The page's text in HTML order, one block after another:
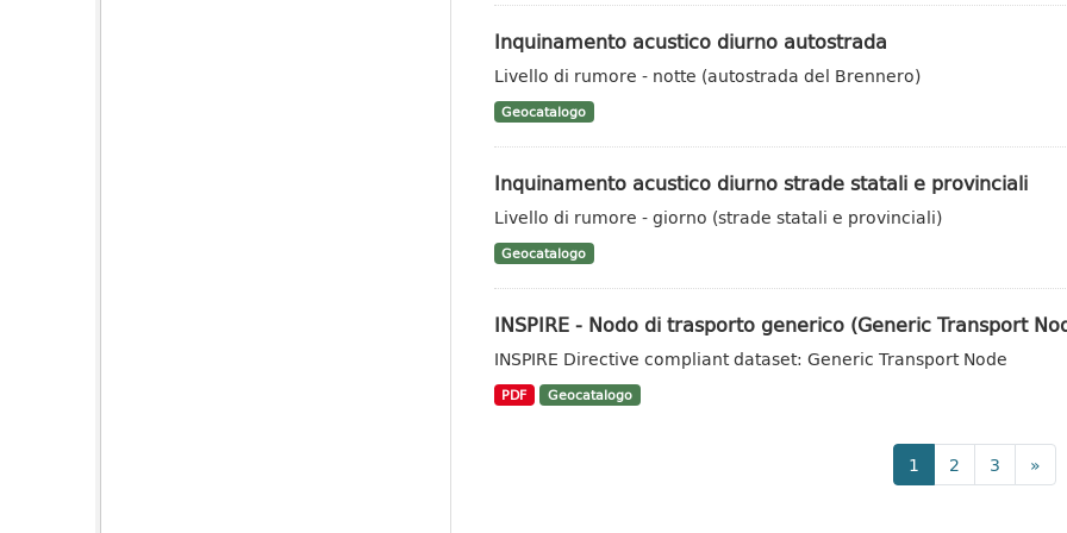
Inquinamento acustico diurno autostrada
Livello di rumore - notte (autostrada del Brennero)
Geocatalogo
Inquinamento acustico diurno strade statali e provinciali
Livello di rumore - giorno (strade statali e provinciali)
Geocatalogo
INSPIRE - Nodo di trasporto generico (Generic Transport
INSPIRE Directive compliant dataset: Generic Transport Node
PDF Geocatalogo
1 2 3 »